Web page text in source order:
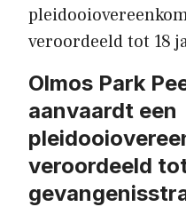
Olmos Park
aanvaardt een
veroordeeld